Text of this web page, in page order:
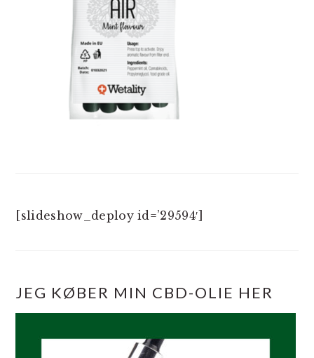
[slideshow_deploy id=’29594′]
JEG KØBER MIN CBD-OLIE HER